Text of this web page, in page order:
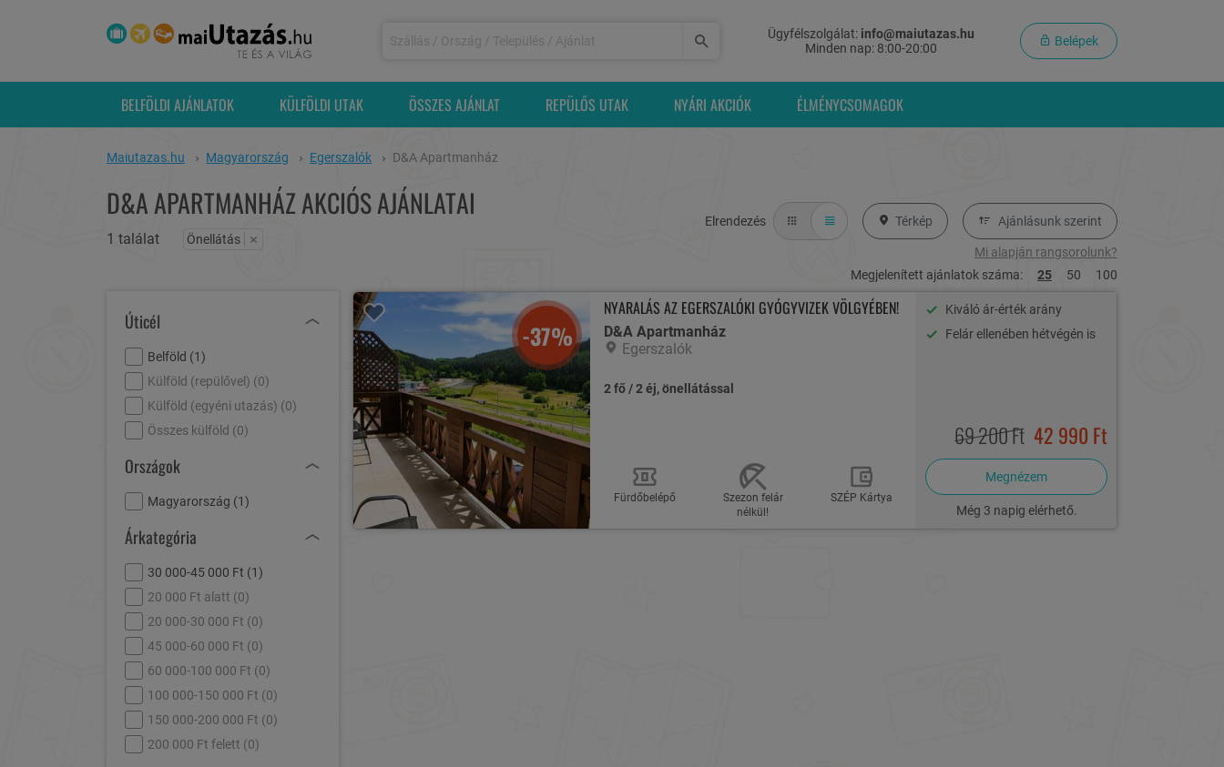
Ügyfélszolgálat: info@maiutazas.hu
Minden nap: 8:00-20:00
Belépek
BELFÖLDI AJÁNLATOK KÜLFÖLDI UTAK ÖSSZES AJÁNLAT REPÜLŐS UTAK NYÁRI AKCIÓK ÉLMÉNYCSOMAGOK
Maiutazas.hu Magyarország Egerszalók D&A Apartmanház
D&A APARTMANHÁZ AKCIÓS AJÁNLATAI
1 találat Önellátás ×
Elrendezés Térkép Ajánlásunk szerint
Mi alapján rangsorolunk?
Megjelenített ajánlatok száma:
25 50 100
Úticél
Belföld (1)
Külföld (repülővel) (0)
Külföld (egyéni utazás) (0)
Összes külföld (0)
Országok
Magyarország (1)
Árkategória
30 000-45 000 Ft (1)
20 000 Ft alatt (0)
20 000-30 000 Ft (0)
45 000-60 000 Ft (0)
60 000-100 000 Ft (0)
100 000-150 000 Ft (0)
150 000-200 000 Ft (0)
200 000 Ft felett (0)
-37%
NYARALÁS AZ EGERSZALÓKI GYÓGYVIZEK VÖLGYÉBEN!
D&A Apartmanház
Egerszalók
2 fő / 2 éj, önellátással
Fürdőbelépő
Szezon felár
nélkül!
SZÉP Kártya
Kiváló ár-érték arány
Felár ellenében hétvégén is
69 200 Ft 42 990 Ft
Megnézem
Még 3 napig elérhető.